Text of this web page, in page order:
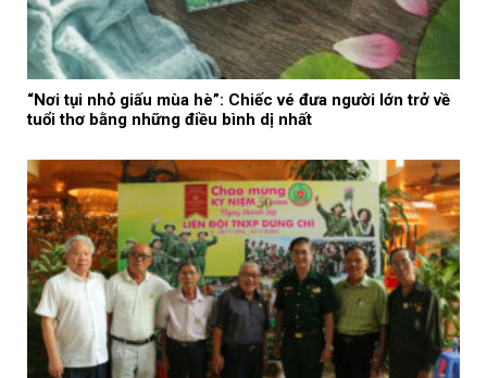
“Nơi tụi nhỏ giấu mùa hè”: Chiếc vé đưa người lớn trở về
tuổi thơ bằng những điều bình dị nhất